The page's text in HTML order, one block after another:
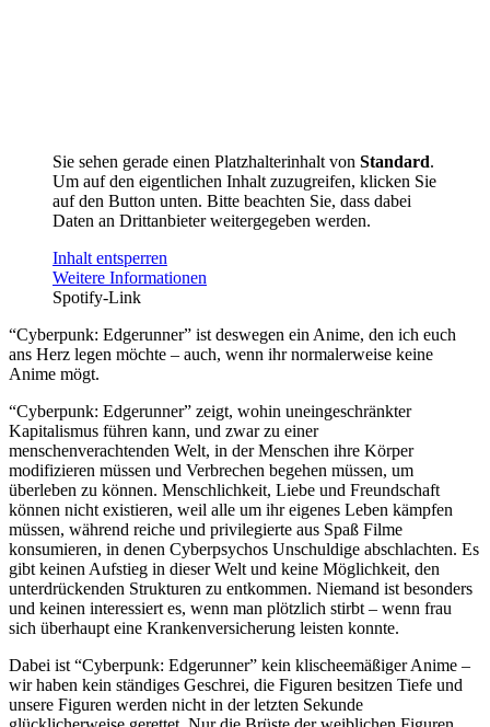
Sie sehen gerade einen Platzhalterinhalt von Standard.
Um auf den eigentlichen Inhalt zuzugreifen, klicken Sie
auf den Button unten. Bitte beachten Sie, dass dabei
Daten an Drittanbieter weitergegeben werden.
Inhalt entsperren
Weitere Informationen
Spotify-Link
“Cyberpunk: Edgerunner” ist deswegen ein Anime, den ich euch
ans Herz legen möchte – auch, wenn ihr normalerweise keine
Anime mögt.
“Cyberpunk: Edgerunner” zeigt, wohin uneingeschränkter
Kapitalismus führen kann, und zwar zu einer
menschenverachtenden Welt, in der Menschen ihre Körper
modifizieren müssen und Verbrechen begehen müssen, um
überleben zu können. Menschlichkeit, Liebe und Freundschaft
können nicht existieren, weil alle um ihr eigenes Leben kämpfen
müssen, während reiche und privilegierte aus Spaß Filme
konsumieren, in denen Cyberpsychos Unschuldige abschlachten. Es
gibt keinen Aufstieg in dieser Welt und keine Möglichkeit, den
unterdrückenden Strukturen zu entkommen. Niemand ist besonders
und keinen interessiert es, wenn man plötzlich stirbt – wenn frau
sich überhaupt eine Krankenversicherung leisten konnte.
Dabei ist “Cyberpunk: Edgerunner” kein klischeemäßiger Anime –
wir haben kein ständiges Geschrei, die Figuren besitzen Tiefe und
unsere Figuren werden nicht in der letzten Sekunde